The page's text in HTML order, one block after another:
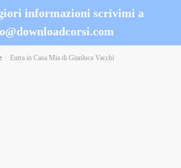
informazioni scrivimi a
Entra in Casa Mia di Gianluca Vacchi